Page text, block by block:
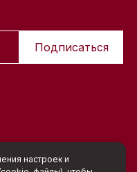
Подписаться
ОГРН
настроек и